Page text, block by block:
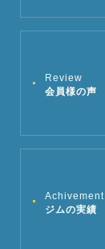
Review
会員様の声
Achivement
ジムの実績